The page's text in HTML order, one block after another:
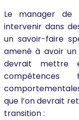
Le manager de
intervenir dans
un savoir-faire
amené à avoir un
devrait mettre
compétences
que l’on devrait
transition :